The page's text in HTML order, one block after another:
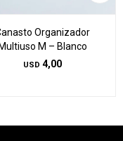
Organizador
Multiuso M – Blanco
USD 4,00